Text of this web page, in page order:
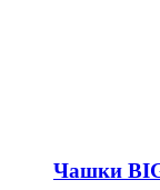
Чашки